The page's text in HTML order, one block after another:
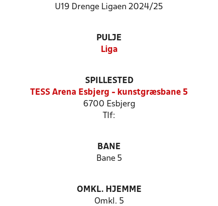
U19 Drenge Ligaen 2024/25
PULJE
Liga
SPILLESTED
TESS Arena Esbjerg - kunstgræsbane 5
6700 Esbjerg
Tlf:
BANE
Bane 5
OMKL. HJEMME
Omkl. 5